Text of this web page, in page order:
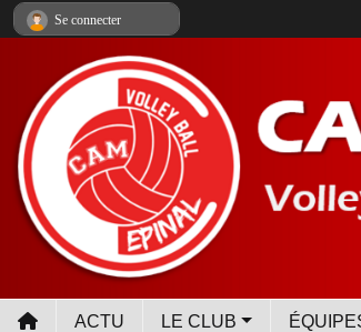
ACTU LE CLUB
Se connecter
Panneau de gestion des cookies